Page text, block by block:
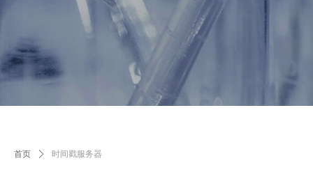
首页 ꄲ 时间戳服务器